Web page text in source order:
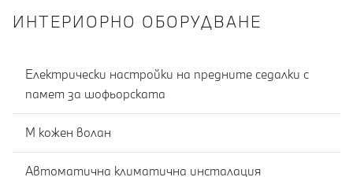
ИНТЕРИОРНО ОБОРУДВАНЕ
Електрически настройки на предните седалки с
памет за шофьорската
M кожен волан
Автоматична климатична инсталация